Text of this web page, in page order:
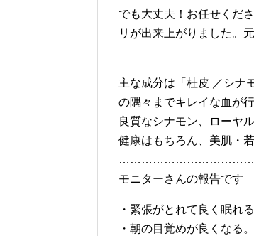
でも大丈夫！お任せくだ
リが出来上がりました。
主な成分は「桂皮 ／シナ
の隅々までキレイな血が
良質なシナモン、ローヤ
健康はもちろん、美肌・
モニターさんの報告です
・緊張がとれて良く眠れる
・朝の目覚めが良くなる。